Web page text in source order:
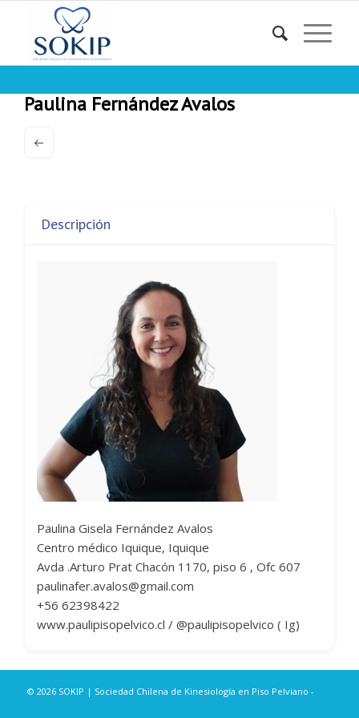
Paulina Fernández Avalos
Descripción
Paulina Gisela Fernández Avalos
Centro médico Iquique, Iquique
Avda .Arturo Prat Chacón 1170, piso 6 , Ofc 607
paulinafer.avalos@gmail.com
+56 62398422
www.paulipisopelvico.cl / @paulipisopelvico ( Ig)
© 2026 SOKIP | Sociedad Chilena de Kinesiología en Piso Pelviano -